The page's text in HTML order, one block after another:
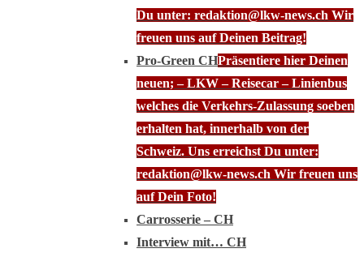
Du unter: redaktion@lkw-news.ch Wir
freuen uns auf Deinen Beitrag!
Pro-Green CHPräsentiere hier Deinen
neuen; – LKW – Reisecar – Linienbus
welches die Verkehrs-Zulassung soeben
erhalten hat, innerhalb von der
Schweiz. Uns erreichst Du unter:
redaktion@lkw-news.ch Wir freuen uns
auf Dein Foto!
Carrosserie – CH
Interview mit… CH